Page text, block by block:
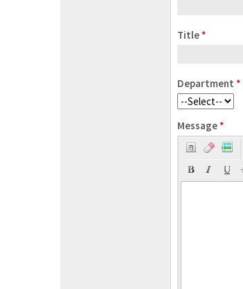
Title *
Department *
Message *